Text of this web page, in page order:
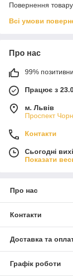
Повернення
Всі умови
Про нас
99%
Працює з
м. Львів
Проспект
Контакти
Сьогодні
Показати
Про нас
Контакти
Доставка та
Графік роботи